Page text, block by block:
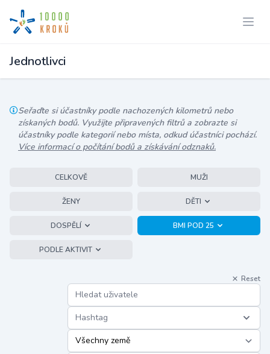
Jednotlivci
Seřaďte si účastníky podle nachozených kilometrů nebo
získaných bodů. Využijte připravených filtrů a zobrazte si
účastníky podle kategorií nebo místa, odkud účastníci pochází.
Více informací o počítání bodů a získávání odznaků.
CELKOVĚ MUŽI
ŽENY DĚTI
DOSPĚLÍ BMI POD 25
PODLE AKTIVIT
Reset
Hashtag